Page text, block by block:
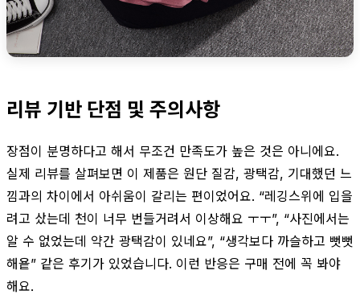
리뷰 기반 단점 및 주의사항
장점이 분명하다고 해서 무조건 만족도가 높은 것은 아니에요.
실제 리뷰를 살펴보면 이 제품은 원단 질감, 광택감, 기대했던 느
낌과의 차이에서 아쉬움이 갈리는 편이었어요. “레깅스위에 입을
려고 샀는데 천이 너무 번들거려서 이상해요 ㅜㅜ”, “사진에서는
알 수 없었는데 약간 광택감이 있네요”, “생각보다 까슬하고 뻣뻣
해욭” 같은 후기가 있었습니다. 이런 반응은 구매 전에 꼭 봐야
해요.